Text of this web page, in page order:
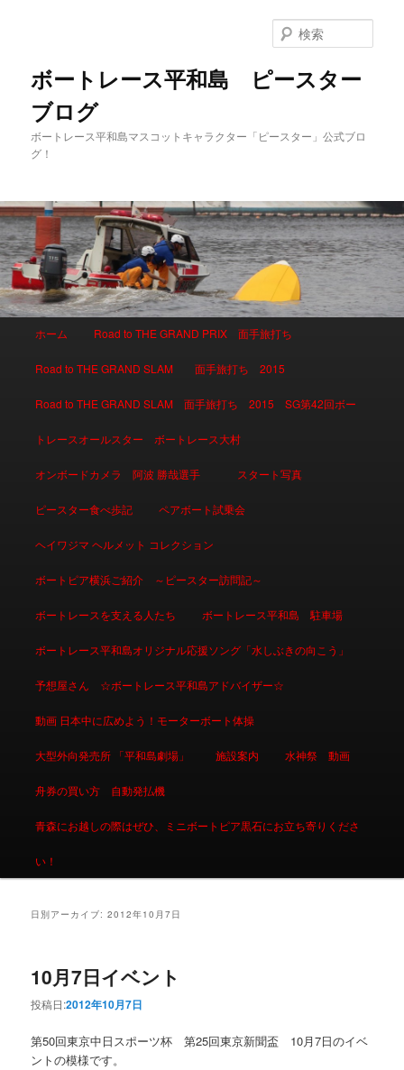
ボートレース平和島 ピースター
ブログ
ボートレース平和島マスコットキャラクター「ピースター」公式ブロ
グ！
索
メインコンテンツへ移動
サブコンテンツへ移動
ホーム Road to THE GRAND PRIX 面手旅打ち
Road to THE GRAND SLAM 面手旅打ち 2015
Road to THE GRAND SLAM 面手旅打ち 2015 SG第42回ボー
トレースオールスター ボートレース大村
オンボードカメラ 阿波 勝哉選手 スタート写真
ピースター食べ歩記 ペアボート試乗会
ヘイワジマ ヘルメット コレクション
ボートピア横浜ご紹介 ～ピースター訪問記～
ボートレースを支える人たち ボートレース平和島 駐車場
ボートレース平和島オリジナル応援ソング「水しぶきの向こう」
予想屋さん ☆ボートレース平和島アドバイザー☆
動画 日本中に広めよう！モーターボート体操
大型外向発売所 「平和島劇場」 施設案内 水神祭 動画
舟券の買い方 自動発払機
青森にお越しの際はぜひ、ミニボートピア黒石にお立ち寄りくださ
い！
日別アーカイブ:2012年10月7日
10月7日イベント
投稿日:2012年10月7日
第50回東京中日スポーツ杯 第25回東京新聞盃 10月7日のイベ
ントの模様です。